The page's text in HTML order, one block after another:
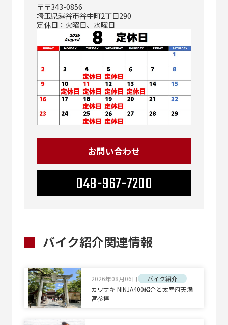
〒〒343-0856
埼玉県越谷市谷中町2丁目290
定休日：火曜日、水曜日
お問い合わせ
048-967-7200
バイク紹介関連情報
2026年08月06日
バイク紹介
カワサキ NINJA400紹介と太宰府天満
宮参拝